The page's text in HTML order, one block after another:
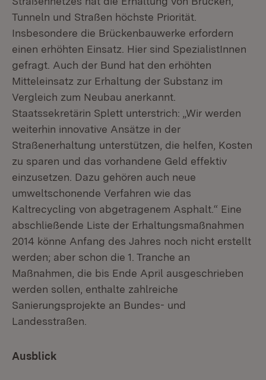
Tunneln und Straßen höchste Priorität.
Insbesondere die Brückenbauwerke erfordern
einen erhöhten Einsatz. Hier sind SpezialistInnen
gefragt. Auch der Bund hat den erhöhten
Mitteleinsatz zur Erhaltung der Substanz im
Vergleich zum Neubau anerkannt.
Staatssekretärin Splett unterstrich: „Wir werden
weiterhin innovative Ansätze in der
Straßenerhaltung unterstützen, die helfen, Kosten
zu sparen und das vorhandene Geld effektiv
einzusetzen. Dazu gehören auch neue
umweltschonende Verfahren wie das
Kaltrecycling von abgetragenem Asphalt.“ Eine
abschließende Liste der Erhaltungsmaßnahmen
2014 könne Anfang des Jahres noch nicht erstellt
werden; aber schon die 1. Tranche an
Maßnahmen, die bis Ende April ausgeschrieben
werden sollen, enthalte zahlreiche
Sanierungsprojekte an Bundes- und
Landesstraßen.
Ausblick